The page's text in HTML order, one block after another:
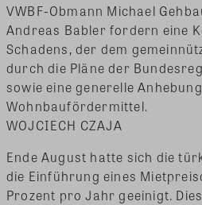
VWBF-Obmann Michael
Andreas Babler fordern eine
Schadens, der dem
durch die Pläne der
sowie eine generelle
Wohnbaufördermittel.
WOJCIECH CZAJA
Ende August hatte sich die
die Einführung eines
Prozent pro Jahr geeinigt.